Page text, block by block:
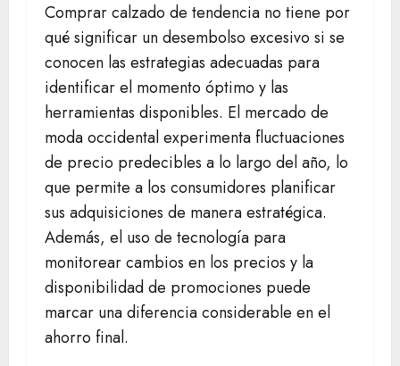
Comprar calzado de tendencia no tiene por
qué significar un desembolso excesivo si se
conocen las estrategias adecuadas para
identificar el momento óptimo y las
herramientas disponibles. El mercado de
moda occidental experimenta fluctuaciones
de precio predecibles a lo largo del año, lo
que permite a los consumidores planificar
sus adquisiciones de manera estratégica.
Además, el uso de tecnología para
monitorear cambios en los precios y la
disponibilidad de promociones puede
marcar una diferencia considerable en el
ahorro final.